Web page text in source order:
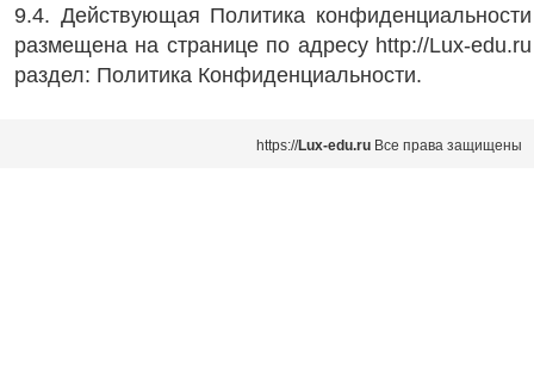
9.4. Действующая Политика конфиденциальности
размещена на странице по адресу http://Lux-edu.ru
раздел: Политика Конфиденциальности.
https://Lux-edu.ru Все права защищены